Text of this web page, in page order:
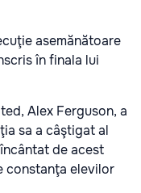
asemănătoare
în finala lui
Alex Ferguson, a
sa a câştigat al
de acest
constanţa elevilor